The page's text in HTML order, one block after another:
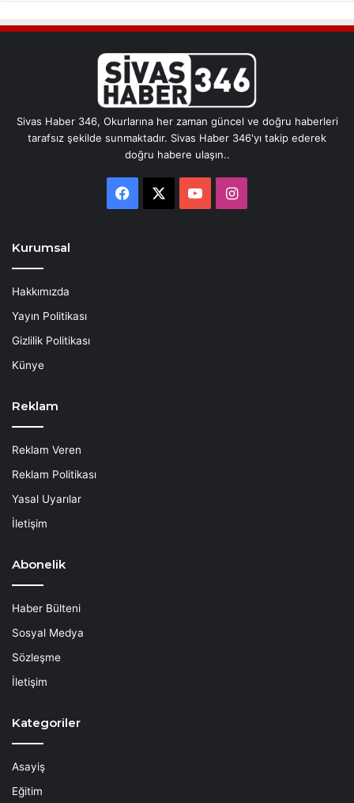
Sivas Haber 346, Okurlarına her zaman güncel ve doğru haberleri
tarafsız şekilde sunmaktadır. Sivas Haber 346'yı takip ederek
doğru habere ulaşın..
Facebook YouTubeInstagram
Kurumsal
Hakkımızda
Yayın Politikası
Gizlilik Politikası
Künye
Reklam
Reklam Veren
Reklam Politikası
Yasal Uyarılar
İletişim
Abonelik
Haber Bülteni
Sosyal Medya
Sözleşme
İletişim
Kategoriler
Asayiş
Eğitim